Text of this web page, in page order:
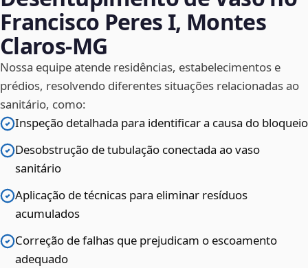
Francisco Peres I, Montes
Claros‑MG
Nossa equipe atende residências, estabelecimentos e
prédios, resolvendo diferentes situações relacionadas ao
sanitário, como:
Inspeção detalhada para identificar a causa do bloqueio
Desobstrução de tubulação conectada ao vaso
sanitário
Aplicação de técnicas para eliminar resíduos
acumulados
Correção de falhas que prejudicam o escoamento
adequado